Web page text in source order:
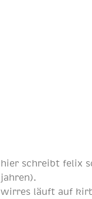
hier schreibtfelix
jahren).
wirres läuft auf